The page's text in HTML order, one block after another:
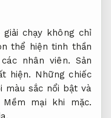
chạy không chỉ
thể hiện tinh thần
nhân viên. Sản
hiện. Những chiếc
màu sắc nổi bật và
Mềm mại khi mặc.